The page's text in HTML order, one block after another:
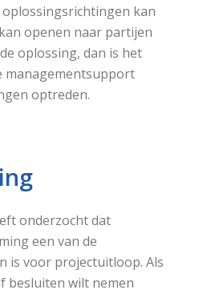
kan
openen naar partijen
oplossing, dan is het
managementsupport
optreden.
onderzocht dat
een van de
is voor projectuitloop. Als
besluiten wilt nemen